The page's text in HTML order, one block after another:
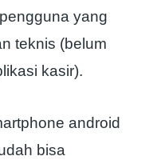
yang
teknis (belum
kasir).
android
bisa